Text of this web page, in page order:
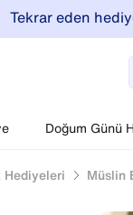
Tekrar eden
Doğum Günü
Hediyeleri Müslin